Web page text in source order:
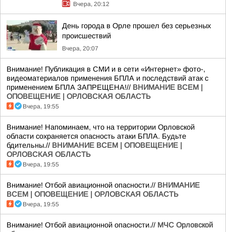
Вчера, 20:12
День города в Орле прошел без серьезных
происшествий
Вчера, 20:07
Внимание! Публикация в СМИ и в сети «Интернет» фото-,
видеоматериалов применения БПЛА и последствий атак с
применением БПЛА ЗАПРЕЩЕНА!// ВНИМАНИЕ ВСЕМ |
ОПОВЕЩЕНИЕ | ОРЛОВСКАЯ ОБЛАСТЬ
Вчера, 19:55
Внимание! Напоминаем, что на территории Орловской
области сохраняется опасность атаки БПЛА. Будьте
бдительны.// ВНИМАНИЕ ВСЕМ | ОПОВЕЩЕНИЕ |
ОРЛОВСКАЯ ОБЛАСТЬ
Вчера, 19:55
Внимание! Отбой авиационной опасности.// ВНИМАНИЕ
ВСЕМ | ОПОВЕЩЕНИЕ | ОРЛОВСКАЯ ОБЛАСТЬ
Вчера, 19:55
Внимание! Отбой авиационной опасности.// МЧС Орловской